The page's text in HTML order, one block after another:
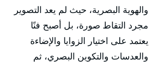
والهوية البصرية، حيث لم يعد التصوير
مجرد التقاط صورة، بل أصبح فنًا
يعتمد على اختيار الزوايا والإضاءة
والعدسات والتكوين البصري، ثم